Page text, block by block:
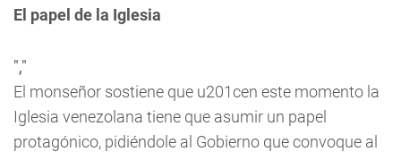
El papel de la Iglesia
","
El monseñor sostiene que u201cen este momento la
Iglesia venezolana tiene que asumir un papel
protagónico, pidiéndole al Gobierno que convoque al